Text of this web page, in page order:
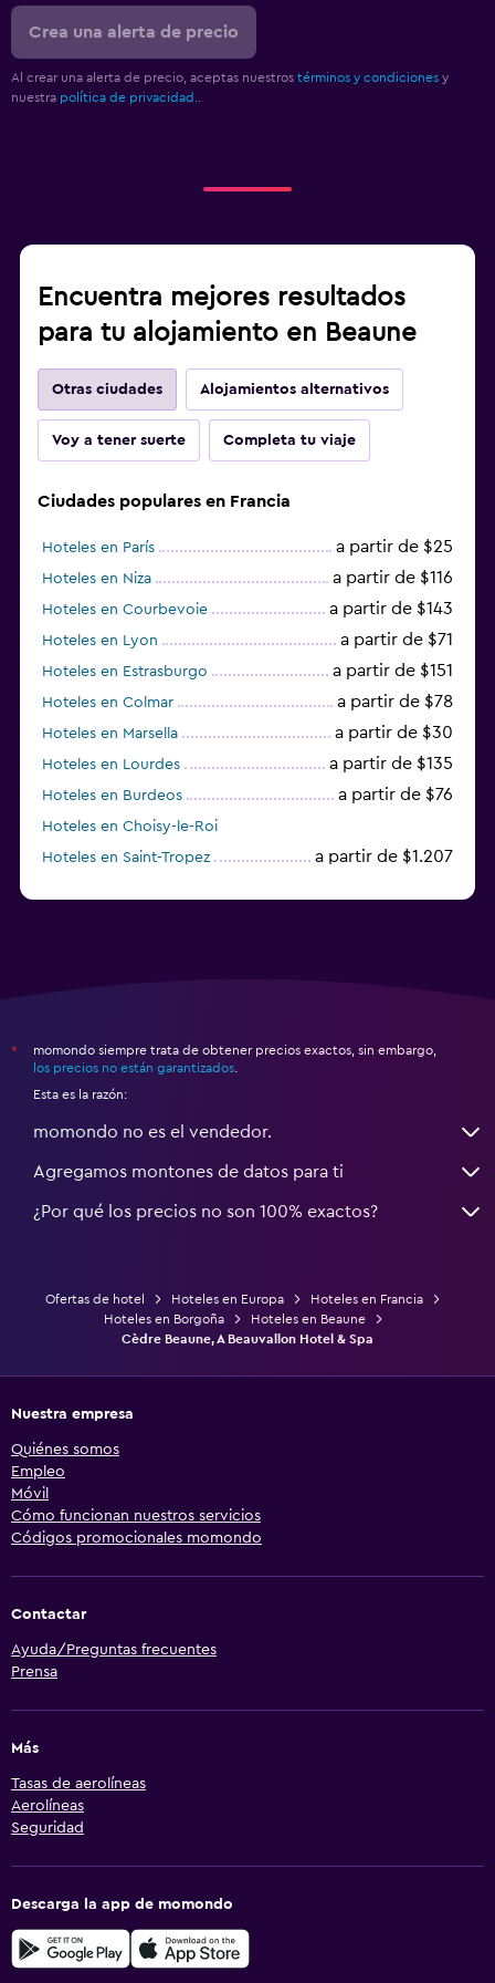
Gimnasio
Crea una alerta de precio
Al crear una alerta de precio, aceptas nuestros términos y condiciones y
nuestra política de privacidad.
Encuentra mejores resultados
para tu alojamiento en Beaune
Otras ciudades Alojamientos alternativos
Voy a tener suerte Completa tu viaje
Ciudades populares en Francia
Hoteles en París a partir de $25
Hoteles en Niza a partir de $116
Hoteles en Courbevoie a partir de $143
Hoteles en Lyon a partir de $71
Hoteles en Estrasburgo a partir de $151
Hoteles en Colmar a partir de $78
Hoteles en Marsella a partir de $30
Hoteles en Lourdes a partir de $135
Hoteles en Burdeos a partir de $76
Hoteles en Choisy-le-Roi
Hoteles en Saint-Tropez
a partir de $1.207
*
momondo siempre trata de obtener precios exactos, sin embargo,
los precios no están garantizados
Esta es la razón:
momondo no es el vendedor.
Agregamos montones de datos para ti
¿Por qué los precios no son 100% exactos?
Ofertas de hotel Hoteles en Europa
Hoteles en Francia
Hoteles en Borgoña
Hoteles en Beaune
Cèdre Beaune, A Beauvallon Hotel & Spa
Nuestra empresa
Quiénes somos
Empleo
Móvil
Cómo funcionan nuestros servicios
Códigos promocionales momondo
Contactar
Ayuda/Preguntas frecuentes
Prensa
Más
Tasas de aerolíneas
Aerolíneas
Seguridad
Descarga la app de momondo